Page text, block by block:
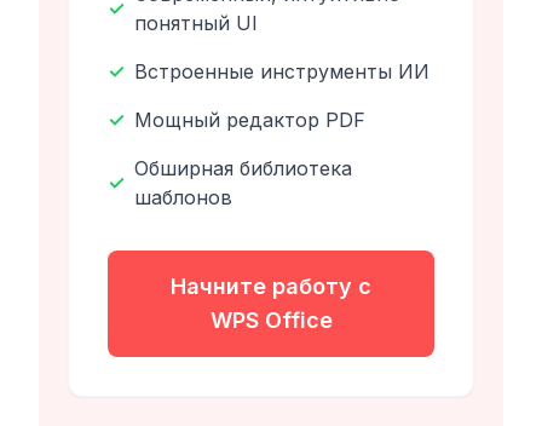
✓
понятный UI
✓ Встроенные инструменты ИИ
✓ Мощный редактор PDF
✓
Обширная библиотека
шаблонов
Начните работу с
WPS Office